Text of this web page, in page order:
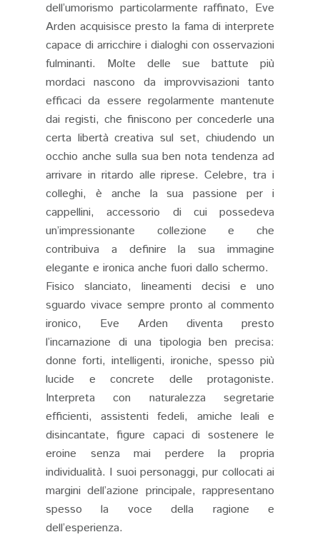
dell’umorismo particolarmente raffinato, Eve
Arden acquisisce presto la fama di interprete
capace di arricchire i dialoghi con osservazioni
fulminanti. Molte delle sue battute più
mordaci nascono da improvvisazioni tanto
efficaci da essere regolarmente mantenute
dai registi, che finiscono per concederle una
certa libertà creativa sul set, chiudendo un
occhio anche sulla sua ben nota tendenza ad
arrivare in ritardo alle riprese. Celebre, tra i
colleghi, è anche la sua passione per i
cappellini, accessorio di cui possedeva
un’impressionante collezione e che
contribuiva a definire la sua immagine
elegante e ironica anche fuori dallo schermo.
Fisico slanciato, lineamenti decisi e uno
sguardo vivace sempre pronto al commento
ironico, Eve Arden diventa presto
l’incarnazione di una tipologia ben precisa:
donne forti, intelligenti, ironiche, spesso più
lucide e concrete delle protagoniste.
Interpreta con naturalezza segretarie
efficienti, assistenti fedeli, amiche leali e
disincantate, figure capaci di sostenere le
eroine senza mai perdere la propria
individualità. I suoi personaggi, pur collocati ai
margini dell’azione principale, rappresentano
spesso la voce della ragione e
dell’esperienza.